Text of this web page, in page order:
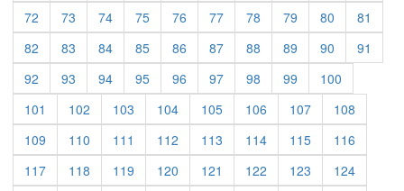
72
73 74 75 76 77 78 79 80
81
82
83 84 85 86 87 88 89 90
91
92
93 94 95 96 97 98 99
100
101
102 103 104 105 106 107
108
109
110 111 112 113 114 115
116
117
118 119 120 121 122 123
124